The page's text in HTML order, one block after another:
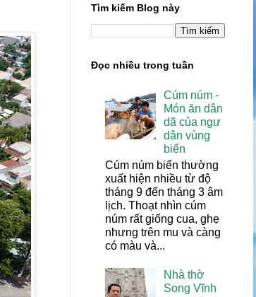
Tìm kiếm Blog này
Đọc nhiều trong tuần
Cúm núm -
Món ăn dân
dã của ngư
dân vùng
biển
Cúm núm biển thường
xuất hiện nhiều từ độ
tháng 9 đến tháng 3 âm
lịch. Thoạt nhìn cúm
núm rất giống cua, ghẹ
nhưng trên mu và càng
có màu và...
Nhà thờ
Song Vĩnh